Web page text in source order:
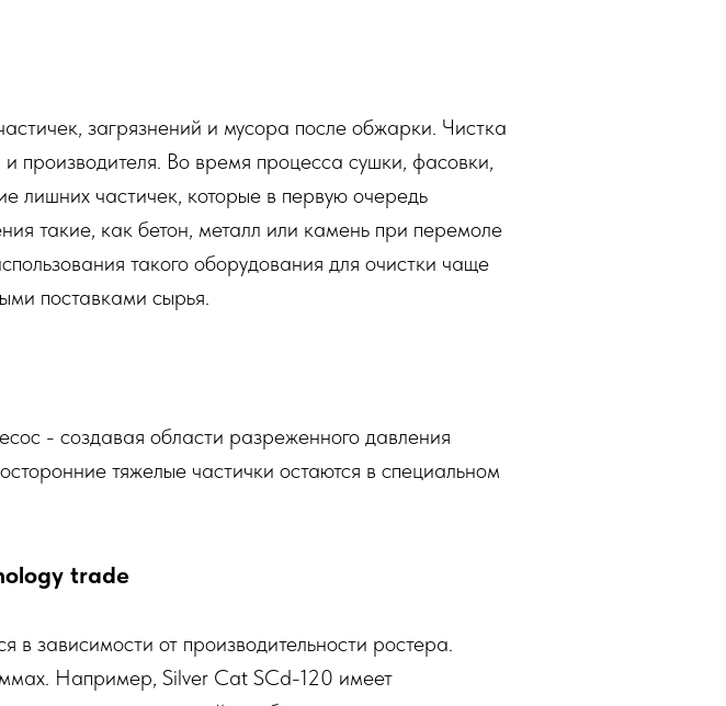
загрязнений и мусора после обжарки. Чистка
производителя. Во время процесса сушки, фасовки,
лишних частичек, которые в первую очередь
такие, как бетон, металл или камень при перемоле
такого оборудования для очистки чаще
поставками сырья.
- создавая области разреженного давления
тяжелые частички остаются в специальном
trade
в зависимости от производительности ростера.
Например, Silver Cat SCd-120 имеет